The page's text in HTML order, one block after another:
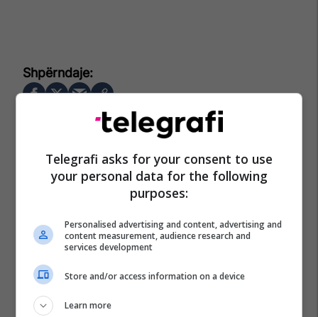
Telegrafi asks for your consent to use
your personal data for the following
purposes:
Personalised advertising and content, advertising and
content measurement, audience research and
services development
Store and/or access information on a device
Learn more